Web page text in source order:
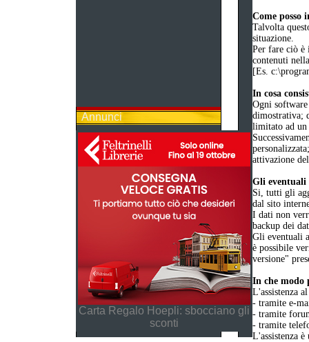
Annunci
Carta Regalo Hoepli: sbocciano gli
sconti
Come posso
Talvolta
situazione.
Per fare ciò è
contenuti
[Es.
In cosa
Ogni
dimostrativa;
limitato ad un
attivazione
Gli eventuali
Si, tutti gli
dal sito
I dati non
backup dei
Gli eventuali
è possibile
versione"
In che modo
L'assistenza
- tramite e-
- tramite
- tramite
L'assistenza